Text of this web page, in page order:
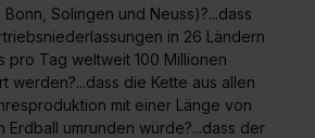
Solingen und Neuss)?...dass
in 26 Ländern
pro Tag weltweit 100 Millionen
werden?...dass die Kette aus allen
mit einer Länge von
Erdball umrunden würde?...dass der